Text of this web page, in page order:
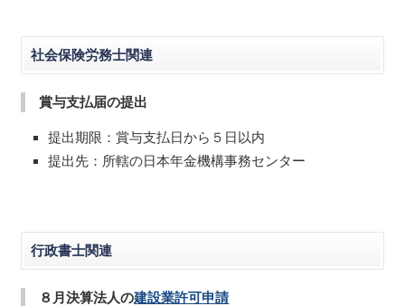
社会保険労務士関連
賞与支払届の提出
提出期限：賞与支払日から５日以内
提出先：所轄の日本年金機構事務センター
行政書士関連
８月決算法人の建設業許可申請